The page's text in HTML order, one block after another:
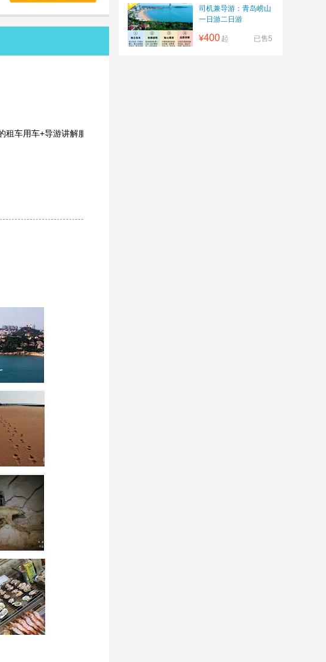
车用车+导游讲解服
司机兼导游：青岛崂山
一日游二日游
已售5
¥400 起